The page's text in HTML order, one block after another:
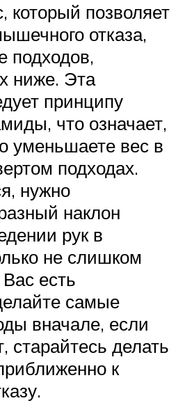
который позволяет
отказа,
подходов,
ниже. Эта
принципу
что означает,
уменьшаете вес в
подходах.
нужно
наклон
рук в
не слишком
есть
самые
вначале, если
старайтесь делать
к